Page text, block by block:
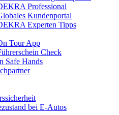
Professional
Kundenportal
Experten Tipps
Tour App
Check
Safe Hands
bei E-Autos